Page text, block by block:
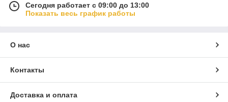
Сегодня работает с 09:00 до 13:00
Показать весь график работы
О нас
Контакты
Доставка и оплата